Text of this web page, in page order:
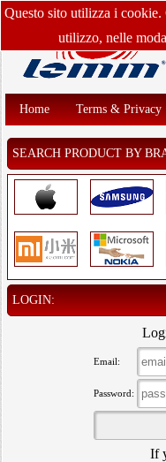
Home Terms & Privacy
SEARCH PRODUCT BY
LOGIN:
Email:
Password:
If
Questo sito utilizza i cookie.
utilizzo, nelle